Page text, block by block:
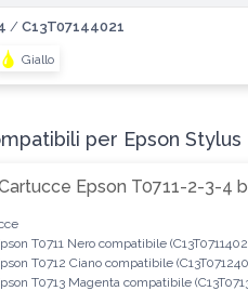
/ C13T07144021
Giallo
per Epson Stylus
Epson T0711-2-3-4
T0711 Nero compatibile
T0712 Ciano compatibile
T0713 Magenta compatibile